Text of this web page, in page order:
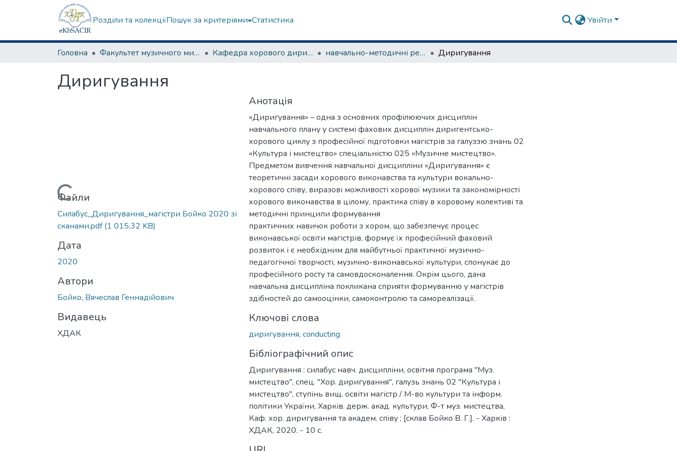
Розділи та колекціїПошук за критеріями Статистика Увійти
Головна Факультет музичного мистецтва Кафедра хорового диригування та академічного співу навчально-методичні рекомендації, програми дисциплін Диригування
Диригування
Вантажиться...
Файли
Силабус_Диригування_магістри Бойко 2020 зі
сканами.pdf(1 015,32 KB)
Дата
2020
Автори
Бойко, Вячеслав Геннадійович
Видавець
ХДАК
Анотація
«Диригування» – одна з основних профілюючих дисциплін
навчального плану у системі фахових дисциплін диригентсько-
хорового циклу з професійної підготовки магістрів за галуззю знань 02
«Культура і мистецтво» спеціальністю 025 «Музичне мистецтво».
Предметом вивчення навчальної дисципліни «Диригування» є
теоретичні засади хорового виконавства та культури вокально-
хорового співу, виразові можливості хорової музики та закономірності
хорового виконавства в цілому, практика співу в хоровому колективі та
методичні принципи формування
практичних навичок роботи з хором, що забезпечує процес
виконавської освіти магістрів, формує їх професійний фаховий
розвиток і є необхідним для майбутньої практичної музично-
педагогічної творчості, музично-виконавської культури, спонукає до
професійного росту та самовдосконалення. Окрім цього, дана
навчальна дисципліна покликана сприяти формуванню у магістрів
здібностей до самооцінки, самоконтролю та самореалізації.
Ключові слова
диригування, conducting
Бібліографічний опис
Диригування : силабус навч. дисципліни, освітня програма "Муз.
мистецтво", спец. "Хор. диригування", галузь знань 02 "Культура і
мистецтво", ступінь вищ. освіти магістр / М-во культури та інформ.
політики України, Харків. держ. акад. культури, Ф-т муз. мистецтва,
Каф. хор. диригування та академ. співу ; [склав Бойко В. Г.]. - Харків :
ХДАК, 2020. - 10 с.